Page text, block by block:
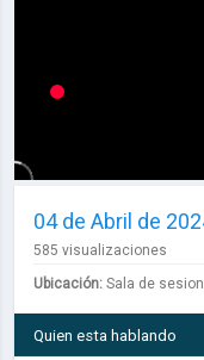
04 de Abril de
585 visualizaciones
Ubicación: Sala de
Quien esta hablando